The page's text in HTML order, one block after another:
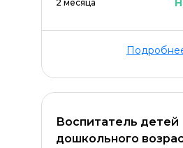
2 месяца
Воспитатель детей
дошкольного